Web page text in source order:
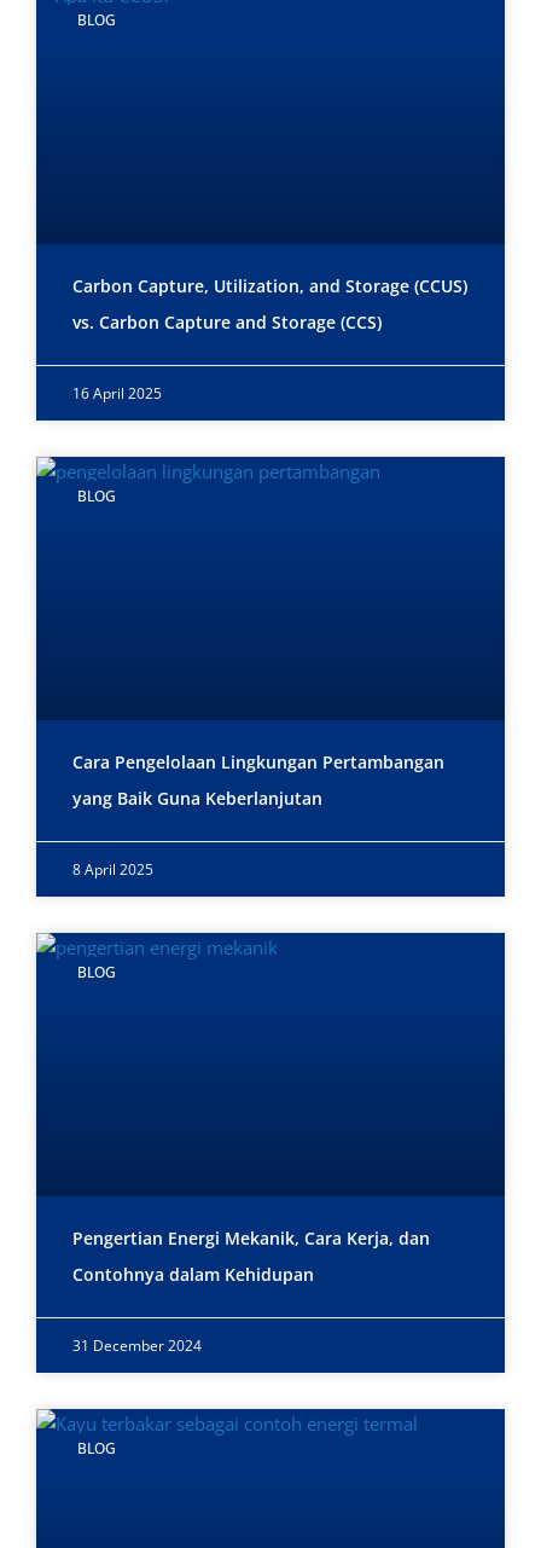
BLOG
Carbon Capture, Utilization, and Storage (CCUS)
vs. Carbon Capture and Storage (CCS)
16 April 2025
BLOG
Cara Pengelolaan Lingkungan Pertambangan
yang Baik Guna Keberlanjutan
8 April 2025
BLOG
Pengertian Energi Mekanik, Cara Kerja, dan
Contohnya dalam Kehidupan
31 December 2024
BLOG